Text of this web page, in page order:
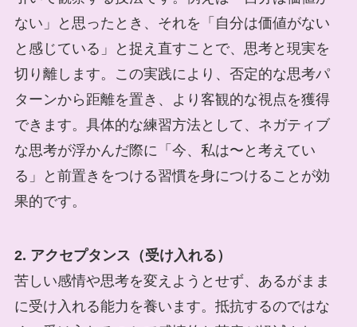
ない」と思ったとき、それを「自分は価値がない
と感じている」と捉え直すことで、思考と現実を
切り離します。この実践により、否定的な思考パ
ターンから距離を置き、より客観的な視点を獲得
できます。具体的な練習方法として、ネガティブ
な思考が浮かんだ際に「今、私は〜と考えてい
る」と前置きをつける習慣を身につけることが効
果的です。
2. アクセプタンス（受け入れる）
苦しい感情や思考を変えようとせず、あるがまま
に受け入れる能力を養います。抵抗するのではな